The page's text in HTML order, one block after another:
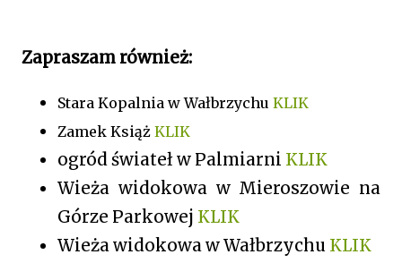
Zapraszam również:
Stara Kopalnia w Wałbrzychu KLIK
Zamek Książ KLIK
ogród świateł w Palmiarni KLIK
Wieża widokowa w Mieroszowie na
Górze Parkowej KLIK
Wieża widokowa w Wałbrzychu KLIK